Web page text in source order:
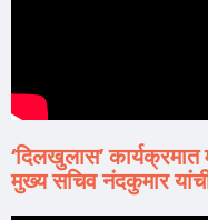
‘दिलखुलास’
मुख्य सचिव नंदकुमार